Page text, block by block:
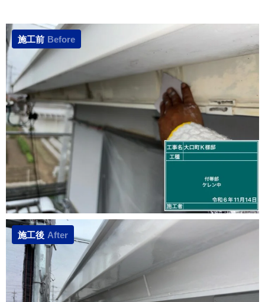
施工前 Before
施工後 After